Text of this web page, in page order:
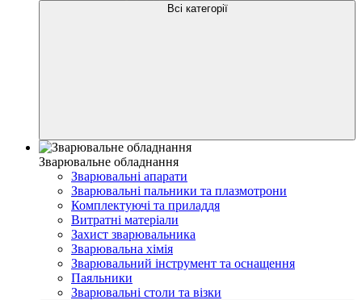
Всі категорії
Зварювальне обладнання
Зварювальні апарати
Зварювальні пальники та плазмотрони
Комплектуючі та приладдя
Витратні матеріали
Захист зварювальника
Зварювальна хімія
Зварювальний інструмент та оснащення
Паяльники
Зварювальні столи та візки